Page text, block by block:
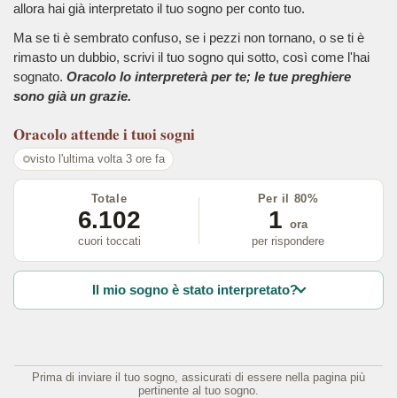
allora hai già interpretato il tuo sogno per conto tuo.
Ma se ti è sembrato confuso, se i pezzi non tornano, o se ti è
rimasto un dubbio, scrivi il tuo sogno qui sotto, così come l'hai
sognato. Oracolo lo interpreterà per te; le tue preghiere
sono già un grazie.
Oracolo attende i tuoi sogni
visto l'ultima volta 3 ore fa
Totale
6.102
cuori toccati
Per il 80%
1 ora
per rispondere
Il mio sogno è stato interpretato?
Prima di inviare il tuo sogno, assicurati di essere nella pagina più
pertinente al tuo sogno.